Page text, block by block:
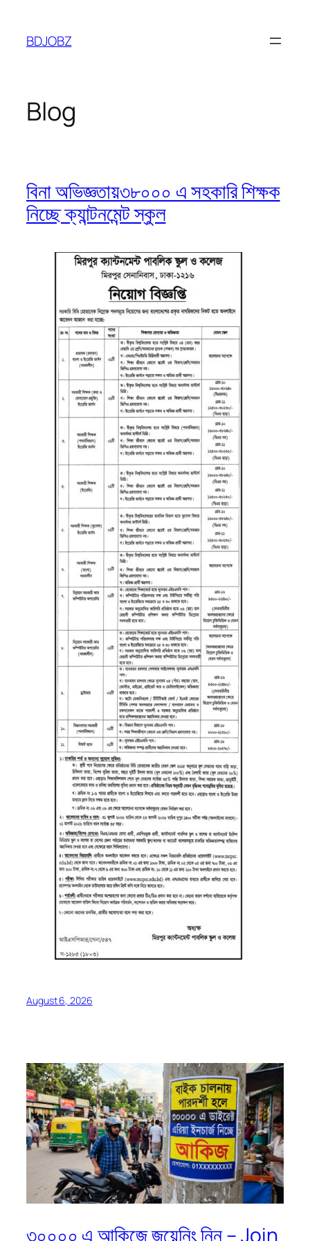
content
BDJOBZ
Blog
বিনা অভিজ্ঞতায়৩৮০০০ এ সহকারি শিক্ষক
নিচ্ছে ক্যান্টনমেন্ট স্কুল
August 6, 2026
৩০০০০ এ আকিজে জয়েনিং নিন – Join